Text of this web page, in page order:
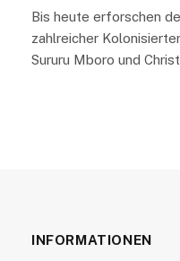
Bis heute erforschen
zahlreicher
Sururu Mboro und
INFORMATIONEN